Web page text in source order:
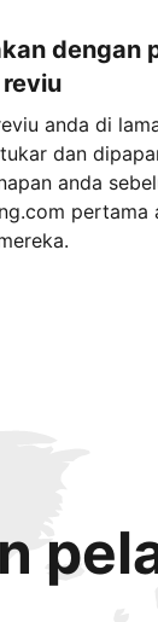
dengan
anda di
dan
anda
pertama